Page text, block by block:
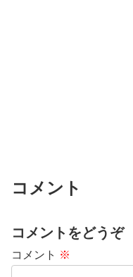
コメント
コメントをどうぞ
コメント ※